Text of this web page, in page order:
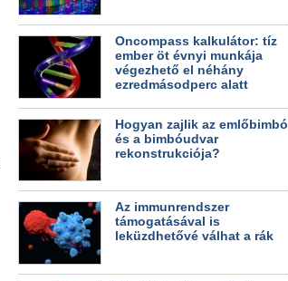
Oncompass kalkulátor: tíz
ember öt évnyi munkája
végezhető el néhány
ezredmásodperc alatt
Hogyan zajlik az emlőbimbó
és a bimbóudvar
rekonstrukciója?
Az immunrendszer
támogatásával is
leküzdhetővé válhat a rák